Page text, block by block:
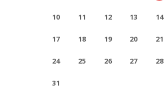
10 11 12 13 14
17 18 19 20 21
24 25 26 27 28
31